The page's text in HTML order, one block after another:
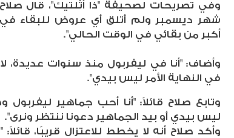
وفي تصريحات لصحيفة "ذا أثلتيك"، قال
شهر ديسمبر ولم أتلق أي عروض للبقاء في
أكبر من بقائي في الوقت الحالي".
وأضاف: "أنا في ليفربول منذ سنوات عديدة،
في النهاية الأمر ليس بيدي".
وتابع صلاح قائلاً: "أنا أحب جماهير ليفربول
ليس بيدي أو بيد الجماهير دعونا ننتظر ونرى".
وأكد صلاح أنه لا يخطط للاعتزال قريبًا، قائلاً: